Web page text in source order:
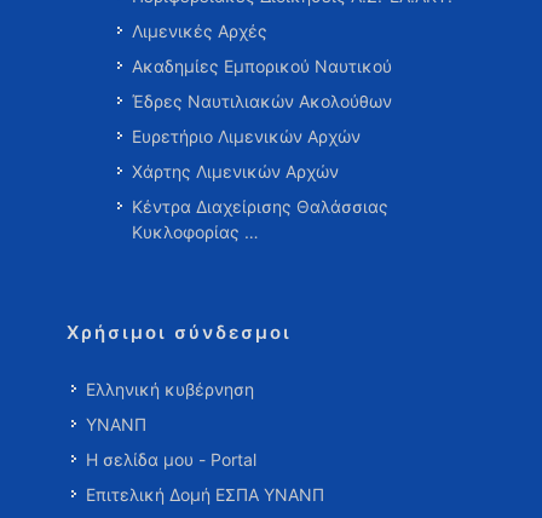
Λιμενικές Αρχές
Ακαδημίες Εμπορικού Ναυτικού
Έδρες Ναυτιλιακών Ακολούθων
Ευρετήριο Λιμενικών Αρχών
Χάρτης Λιμενικών Αρχών
Κέντρα Διαχείρισης Θαλάσσιας
Κυκλοφορίας …
Χρήσιμοι σύνδεσμοι
Ελληνική κυβέρνηση
ΥΝΑΝΠ
Η σελίδα μου - Portal
Επιτελική Δομή ΕΣΠΑ ΥΝΑΝΠ